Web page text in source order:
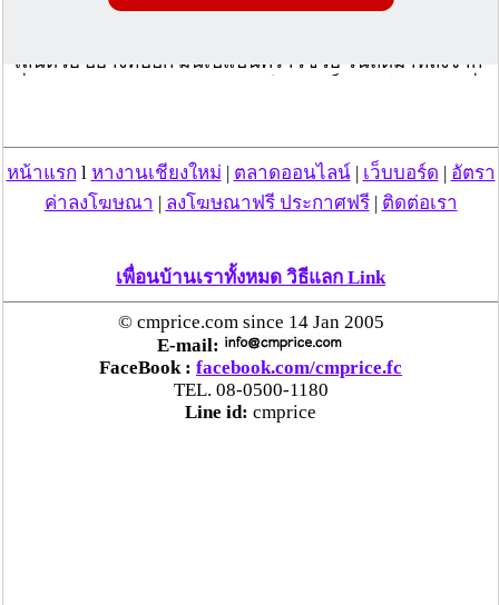
กลับ ราวๆ 100 กม. ไม่เป็นไรครับ ถือว่าเป็นความผิดของบริ
เล่นด้วย อย่างที่บอก มันเปแป็นคราวซวย วันถัดมาหลังจาก
เพราะทางท่าลี่แจ้งว่า มี 1 ชิ้นตามบิล ส่วนอีกชิ้น ไม่มีไม่รู้
จะหายังไง เพราะไม่มีบิล
ผมจึงได้ประสานไปทาง บริษัทฯ ต้นทางให้เค้าติดตามของ
ของวันจันทร์ (8/3/53) บริษัทฯ ต้นทางก็โทรกลับมาว่า หา
ของเจอแล้ว โดยได้อธิบายคร่าวๆ ว่า ทางนิ่มแจ้งว่า ต้องรอ
ให้ของเหลือคืนก่อน จึงจะเช็คได้ว่าของอยู่ไหน ทีนี้ ก็ได้ให้
ข้อมูลต่อไปว่า ของผมตกค้างอยู่ที่ ท่าลี่นั่นเอง โดยคนรับ
เรื่องชื่อ คุณ วสันต์ ให้ผมติดต่อประสานงานกับคุณวสันต์
หน้าแรก l หางานเชียงใหม่ ตลาดออนไลน์| เว็บบอร์ด
อัตรา
ค่าลงโฆษณา
ลงโฆษณาฟรี ประกาศฟรี| ติดต่อเรา
เพื่อนบ้านเราทั้งหมด วิธีแลก Link
© cmprice.com since 14 Jan 2005
E-mail:
FaceBook : facebook.com/cmprice.fc
TEL. 08-0500-1180
Line id: cmprice